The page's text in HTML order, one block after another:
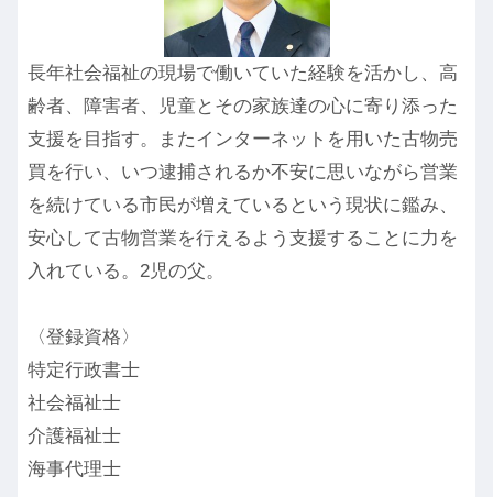
長年社会福祉の現場で働いていた経験を活かし、高
齢者、障害者、児童とその家族達の心に寄り添った
支援を目指す。またインターネットを用いた古物売
買を行い、いつ逮捕されるか不安に思いながら営業
を続けている市民が増えているという現状に鑑み、
安心して古物営業を行えるよう支援することに力を
入れている。2児の父。
〈登録資格〉
特定行政書士
社会福祉士
介護福祉士
海事代理士